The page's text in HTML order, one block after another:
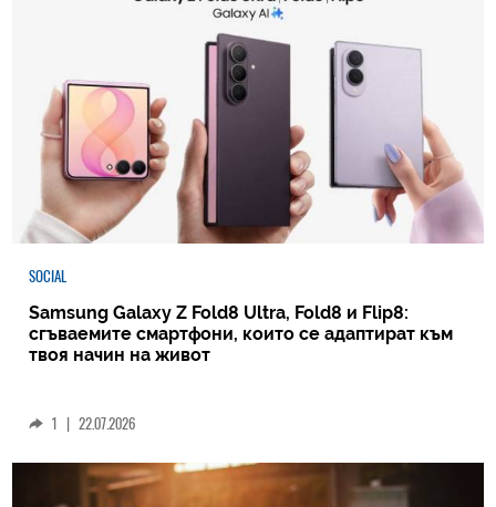
SOCIAL
Samsung Galaxy Z Fold8 Ultra, Fold8 и Flip8:
сгъваемите смартфони, които се адаптират към
твоя начин на живот
1 | 22.07.2026